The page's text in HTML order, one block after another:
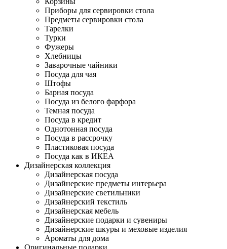
Приборы для сервировки стола
Предметы сервировки стола
Тарелки
Турки
Фужеры
Хлебницы
Заварочные чайники
Посуда для чая
Штофы
Барная посуда
Посуда из белого фарфора
Темная посуда
Посуда в кредит
Однотонная посуда
Посуда в рассрочку
Пластиковая посуда
Посуда как в ИКЕА
Дизайнерская коллекция
Дизайнерская посуда
Дизайнерские предметы интерьера
Дизайнерские светильники
Дизайнерский текстиль
Дизайнерская мебель
Дизайнерские подарки и сувениры
Дизайнерские шкуры и меховые изделия
Ароматы для дома
Оригинальные подарки